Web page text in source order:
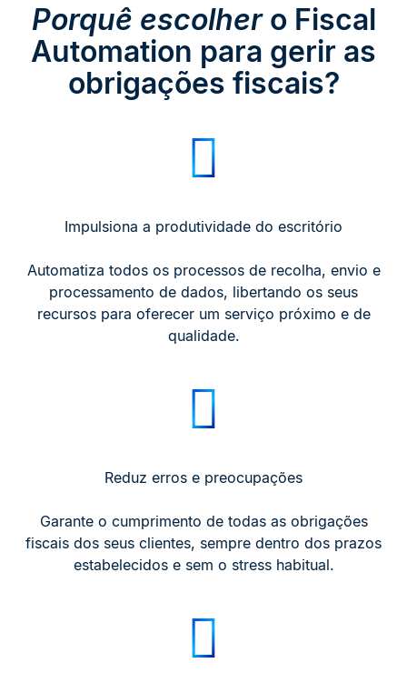
Porquê escolhero Fiscal
Automation para gerir as
obrigações fiscais?
Impulsiona a produtividade do escritório
Automatiza todos os processos de recolha, envio e
processamento de dados, libertando os seus
recursos para oferecer um serviço próximo e de
qualidade.
Reduz erros e preocupações
Garante o cumprimento de todas as obrigações
fiscais dos seus clientes, sempre dentro dos prazos
estabelecidos e sem o stress habitual.